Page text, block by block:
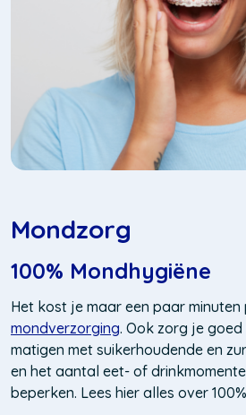
Mondzorg
100% Mondhygiëne
Het kost je maar een paar minuten
mondverzorging. Ook zorg je
matigen met suikerhoudende en
en het aantal eet- of
beperken. Lees hier alles over